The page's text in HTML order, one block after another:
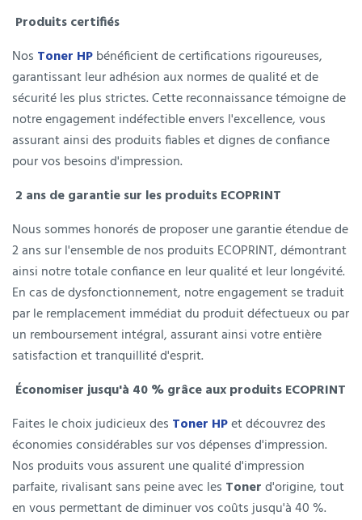
Produits certifiés
Nos Toner HPbénéficient de certifications rigoureuses,
garantissant leur adhésion aux normes de qualité et de
sécurité les plus strictes. Cette reconnaissance témoigne de
notre engagement indéfectible envers l'excellence, vous
assurant ainsi des produits fiables et dignes de confiance
pour vos besoins d'impression.
2 ans de garantie sur les produits ECOPRINT
Nous sommes honorés de proposer une garantie étendue de
2 ans sur l'ensemble de nos produits ECOPRINT, démontrant
ainsi notre totale confiance en leur qualité et leur longévité.
En cas de dysfonctionnement, notre engagement se traduit
par le remplacement immédiat du produit défectueux ou par
un remboursement intégral, assurant ainsi votre entière
satisfaction et tranquillité d'esprit.
Économiser jusqu'à 40 % grâce aux produits ECOPRINT
Faites le choix judicieux des Toner HPet découvrez des
économies considérables sur vos dépenses d'impression.
Nos produits vous assurent une qualité d'impression
parfaite, rivalisant sans peine avec les Tonerd'origine, tout
en vous permettant de diminuer vos coûts jusqu'à 40 %.